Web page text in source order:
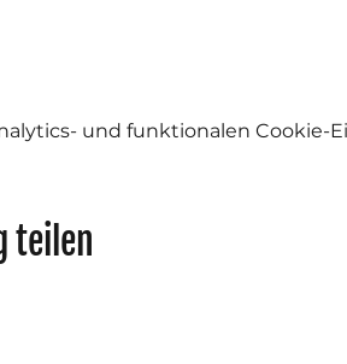
und funktionalen Cookie-
teilen